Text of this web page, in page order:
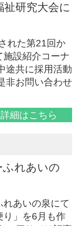
研究大会に
れた第21回か
施設紹介コーナ
途共に採用活動
非お問い合わせ
詳細はこちら
ふれあいの
あいの泉にて
り」を6月も作